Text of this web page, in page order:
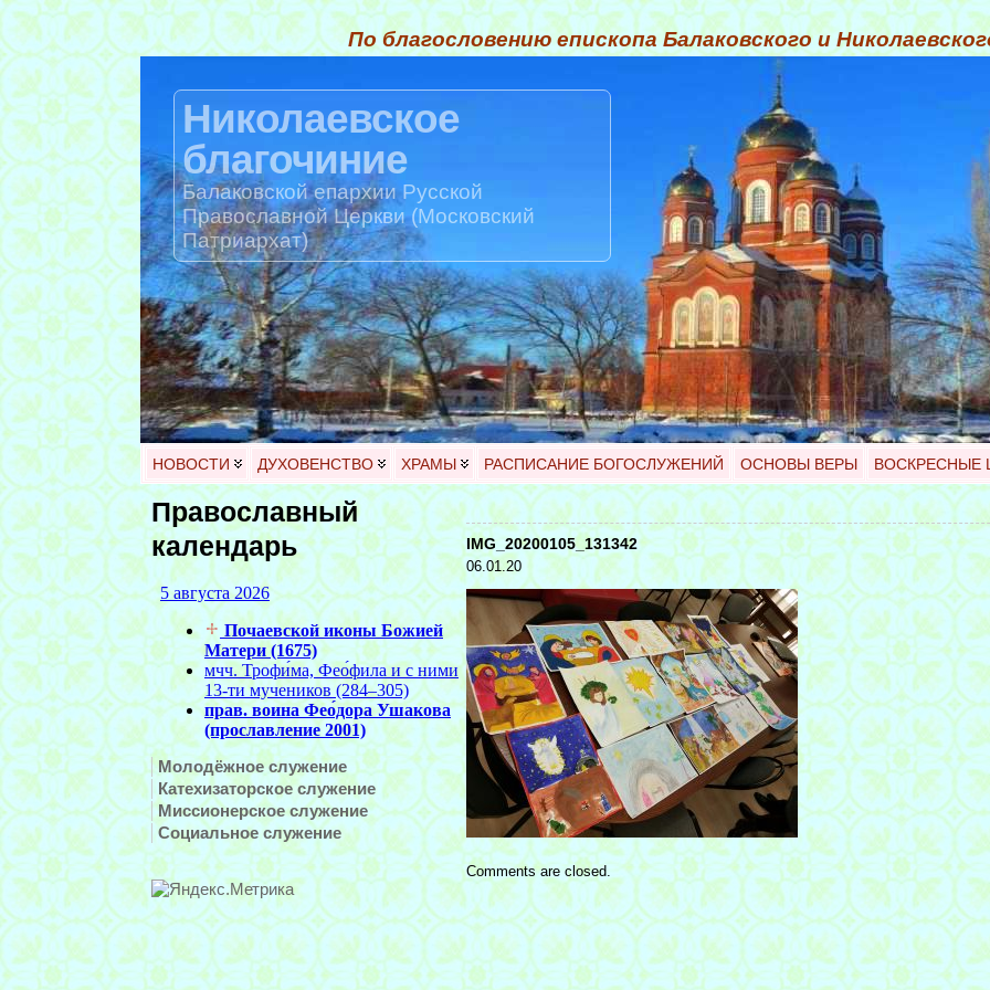
По благословению епископа Балаковского и
Николаевское
благочиние
Балаковской епархии Русской
Православной Церкви (Московский
Патриархат)
НОВОСТИ ДУХОВЕНСТВО ХРАМЫ РАСПИСАНИЕ БОГОСЛУЖЕНИЙ ОСНОВЫ ВЕРЫ ВОСКРЕСНЫЕ
Православный
календарь
Молодёжное служение
Катехизаторское служение
Миссионерское служение
Социальное служение
IMG_20200105_131342
06.01.20
Comments are closed.